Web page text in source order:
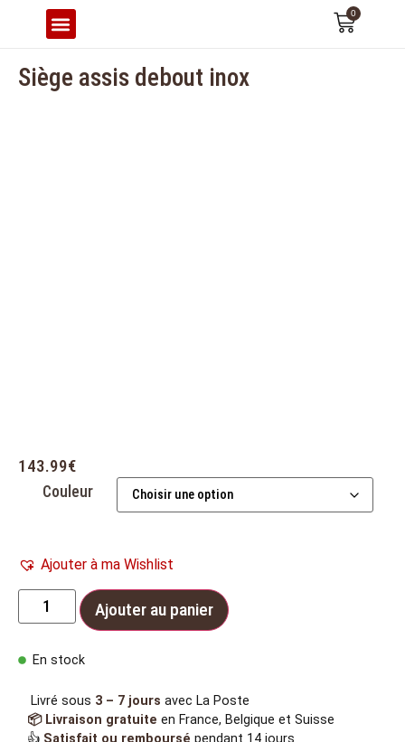
0
Siège assis debout inox
143.99€
Couleur
Ajouter à ma Wishlist
Ajouter au panier
En stock
Livré sous 3 – 7 jours avec La Poste
📦 Livraison gratuite en France, Belgique et Suisse
👍 Satisfait ou remboursé pendant 14 jours